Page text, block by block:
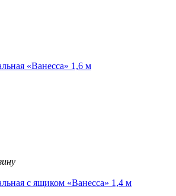
«Ванесса» 1,6 м
с ящиком «Ванесса» 1,4 м